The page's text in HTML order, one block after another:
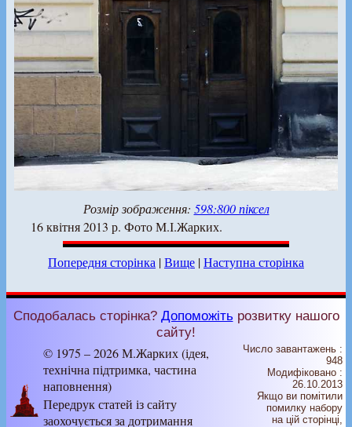
Розмір зображення: 598:800 піксел
16 квітня 2013 р. Фото М.І.Жарких.
Попередня сторінка |Вище |Наступна сторінка
Сподобалась сторінка? Допоможіть розвитку нашого
сайту!
© 1975 – 2026 М.Жарких (ідея,
технічна підтримка, частина
наповнення)
Передрук статей із сайту
заохочується за дотримання
Число завантажень :
948
Модифіковано :
26.10.2013
Якщо ви помітили
помилку набору
на цiй сторiнцi,